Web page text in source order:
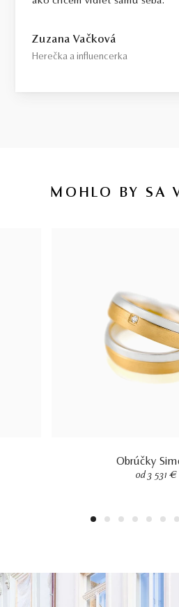
Zuzana Vačková
Herečka a influencerka
MOHLO BY SA
Obrúčky
od 3 531 €
1 2 3 4 5 6 7